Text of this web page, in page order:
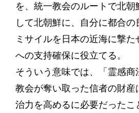
を、統一教会のルートで北
して北朝鮮に、自分に都合
ミサイルを日本の近海に撃
への支持確保に役立てる。
そういう意味では、「霊感商
教会が奪い取った信者の財産
治力を高めるに必要だったこ